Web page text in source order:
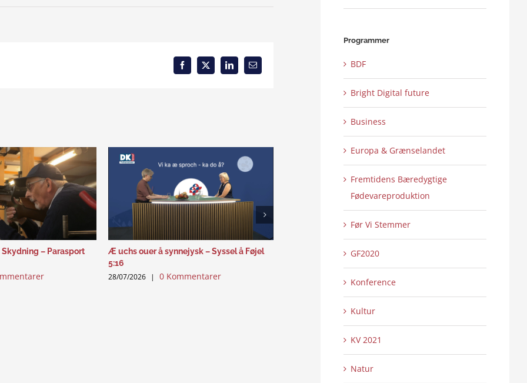
Facebook
X LinkedInEmail
– Parasport
Æ uchs ouer å synnejysk – Syssel å Føjel
5:16
28/07/2026 | 0 Kommentarer
Skansen lyser op – Internationalt Tattoo
0 Kommentarer
Programmer
BDF
Bright Digital future
Business
Europa & Grænselandet
Fremtidens Bæredygtige
Fødevareproduktion
Før Vi Stemmer
GF2020
Konference
Kultur
KV 2021
Natur